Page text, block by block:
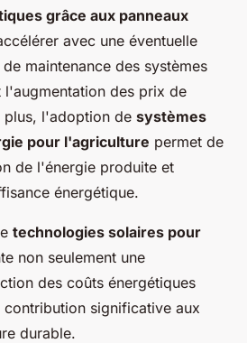
grâce aux panneaux
avec une éventuelle
maintenance des systèmes
l'augmentation des prix de
plus, l'adoption de systèmes
pour l'agriculture permet de
de l'énergie produite et
énergétique.
technologies solaires pour
non seulement une
des coûts énergétiques
contribution significative aux
durable.